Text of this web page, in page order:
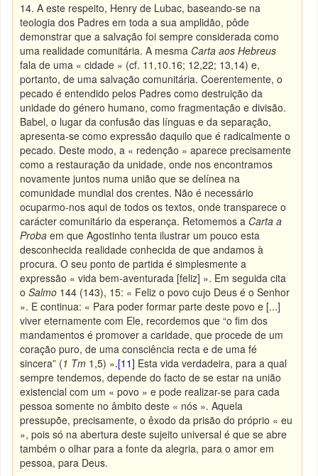
14. A este respeito, Henry de Lubac, baseando-se na
teologia dos Padres em toda a sua amplidão, pôde
demonstrar que a salvação foi sempre considerada como
uma realidade comunitária. A mesma Carta aos Hebreus
fala de uma « cidade » (cf. 11,10.16; 12,22; 13,14) e,
portanto, de uma salvação comunitária. Coerentemente, o
pecado é entendido pelos Padres como destruição da
unidade do género humano, como fragmentação e divisão.
Babel, o lugar da confusão das línguas e da separação,
apresenta-se como expressão daquilo que é radicalmente o
pecado. Deste modo, a « redenção » aparece precisamente
como a restauração da unidade, onde nos encontramos
novamente juntos numa união que se delínea na
comunidade mundial dos crentes. Não é necessário
ocuparmo-nos aqui de todos os textos, onde transparece o
carácter comunitário da esperança. Retomemos a Carta a
Proba em que Agostinho tenta ilustrar um pouco esta
desconhecida realidade conhecida de que andamos à
procura. O seu ponto de partida é simplesmente a
expressão « vida bem-aventurada [feliz] ». Em seguida cita
o Salmo 144 (143), 15: « Feliz o povo cujo Deus é o Senhor
». E continua: « Para poder formar parte deste povo e [...]
viver eternamente com Ele, recordemos que “o fim dos
mandamentos é promover a caridade, que procede de um
coração puro, de uma consciência recta e de uma fé
sincera” (1 Tm 1,5) ».[11] Esta vida verdadeira, para a qual
sempre tendemos, depende do facto de se estar na união
existencial com um « povo » e pode realizar-se para cada
pessoa somente no âmbito deste « nós ». Aquela
pressupõe, precisamente, o êxodo da prisão do próprio « eu
», pois só na abertura deste sujeito universal é que se abre
também o olhar para a fonte da alegria, para o amor em
pessoa, para Deus.